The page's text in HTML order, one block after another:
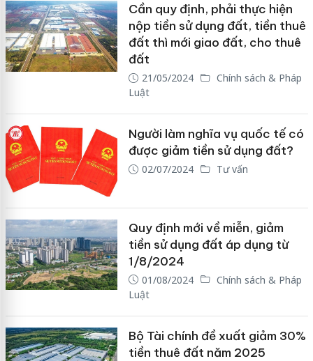
Cần quy định, phải thực hiện
nộp tiền sử dụng đất, tiền thuê
đất thì mới giao đất, cho thuê
đất
21/05/2024
Chính sách & Pháp
Luật
Người làm nghĩa vụ quốc tế có
được giảm tiền sử dụng đất?
02/07/2024 Tư vấn
Quy định mới về miễn, giảm
tiền sử dụng đất áp dụng từ
1/8/2024
01/08/2024
Chính sách & Pháp
Luật
Bộ Tài chính đề xuất giảm 30%
tiền thuê đất năm 2025